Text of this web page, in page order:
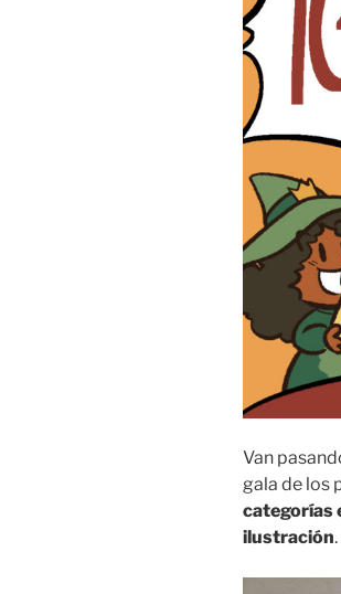
Van
gala de los
categorías
ilustración.